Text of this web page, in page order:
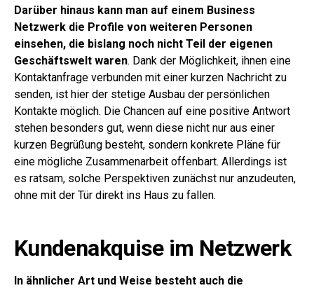
Darüber hinaus kann man auf einem Business
Netzwerk die Profile von weiteren Personen
einsehen, die bislang noch nicht Teil der eigenen
Geschäftswelt waren. Dank der Möglichkeit, ihnen eine
Kontaktanfrage verbunden mit einer kurzen Nachricht zu
senden, ist hier der stetige Ausbau der persönlichen
Kontakte möglich. Die Chancen auf eine positive Antwort
stehen besonders gut, wenn diese nicht nur aus einer
kurzen Begrüßung besteht, sondern konkrete Pläne für
eine mögliche Zusammenarbeit offenbart. Allerdings ist
es ratsam, solche Perspektiven zunächst nur anzudeuten,
ohne mit der Tür direkt ins Haus zu fallen.
Kundenakquise im Netzwerk
In ähnlicher Art und Weise besteht auch die